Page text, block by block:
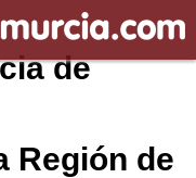
de
Región de